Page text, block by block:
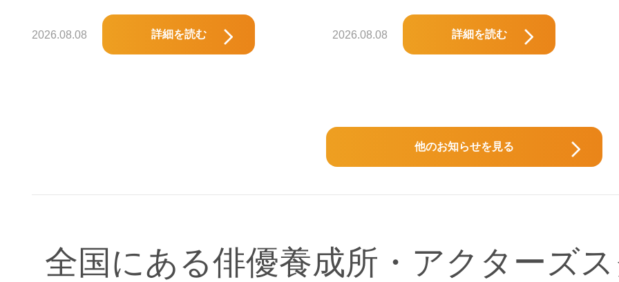
2026.08.08 詳細を読む 2026.08.08 詳細を読む
他のお知らせを見る
全国にある俳優養成所・アクターズ